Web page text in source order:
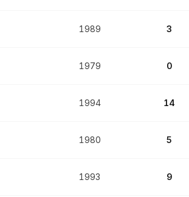
1989 3
1979 0
1994 14
1980 5
1993 9